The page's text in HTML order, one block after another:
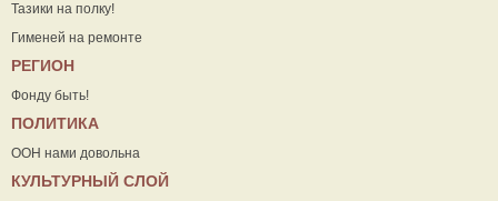
Тазики на полку!
Гименей на ремонте
РЕГИОН
Фонду быть!
ПОЛИТИКА
ООН нами довольна
КУЛЬТУРНЫЙ СЛОЙ